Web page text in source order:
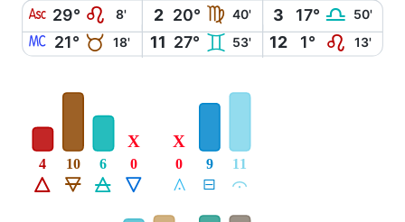
W 29° E 8' 2 20° F 40' 3 17° G 50'
X 21° B 18' 11 27° C 53' 12 1° E 13'
Á
4
Ë
10
Ô
6
Ê
0
X
Å
0
X
É
9
Ă
11